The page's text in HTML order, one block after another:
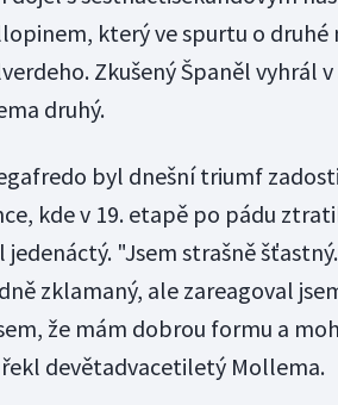
který ve spurtu o
Zkušený Španěl vyhrál v
druhý.
byl dnešní triumf
kde v 19. etapě po pádu
"Jsem strašně
zklamaný, ale zareagoval
že mám dobrou formu a
devětadvacetiletý Mollema.